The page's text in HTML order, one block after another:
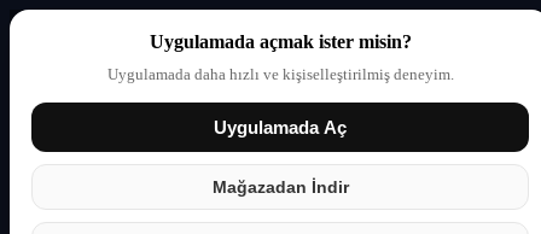
Uygulamada açmak ister misin?
Uygulamada daha hızlı ve kişiselleştirilmiş deneyim.
Uygulamada Aç
Mağazadan İndir
Giriş yap Partner